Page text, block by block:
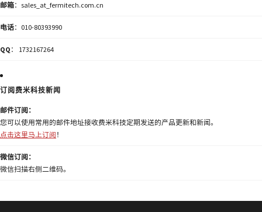
邮箱：sales_at_fermitech.com.cn
电话：010-80393990
QQ ： 1732167264
订阅费米科技新闻
邮件订阅：
您可以使用常用的邮件地址接收费米科技定期发送的产品更新和新闻。
点击这里马上订阅 ！
微信订阅：
微信扫描右侧二维码。